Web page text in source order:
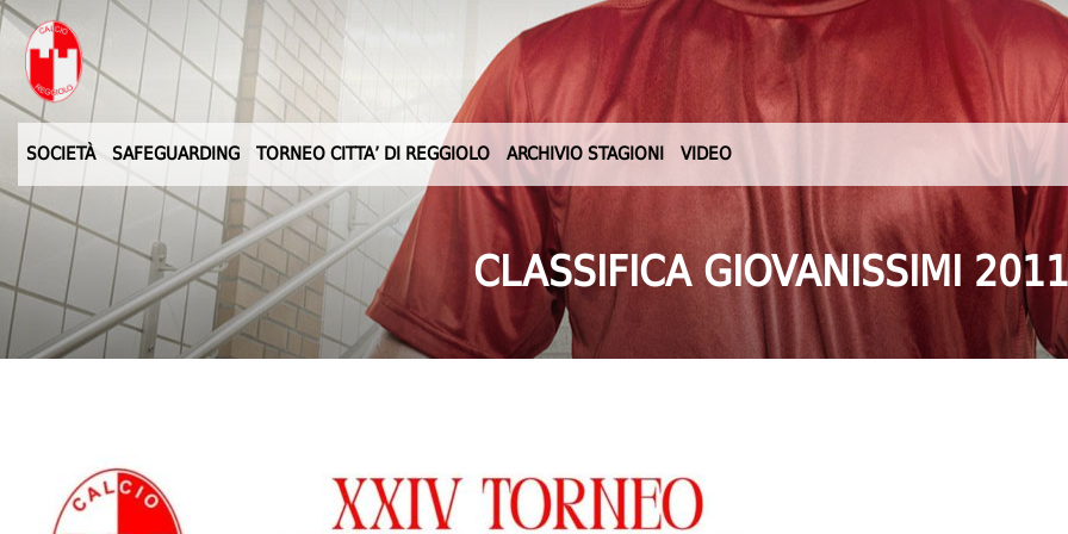
SOCIETÀ SAFEGUARDING TORNEO CITTA’ DI REGGIOLO ARCHIVIO STAGIONI VIDEO
CLASSIFICA GIOVANISSIMI